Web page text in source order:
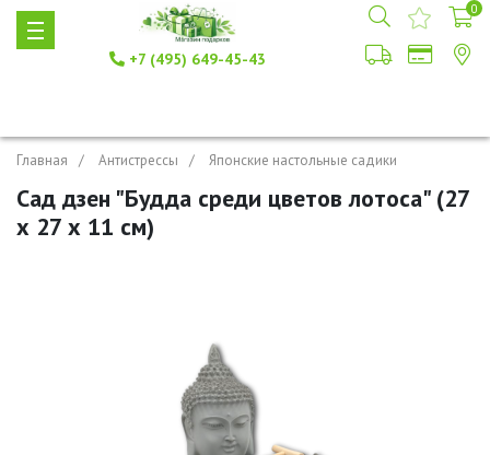
+7 (495) 649-45-43
0
Главная Антистрессы Японские настольные садики
Сад дзен "Будда среди цветов лотоса" (27
х 27 х 11 см)